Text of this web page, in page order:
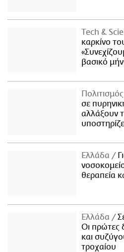
Τech &
καρκίνο
βασικό
Πολιτισμός
σε
αλλάξουν
Ελλάδα
θεραπεία
Ελλάδα
Οι πρώτες
και
τροχαίου